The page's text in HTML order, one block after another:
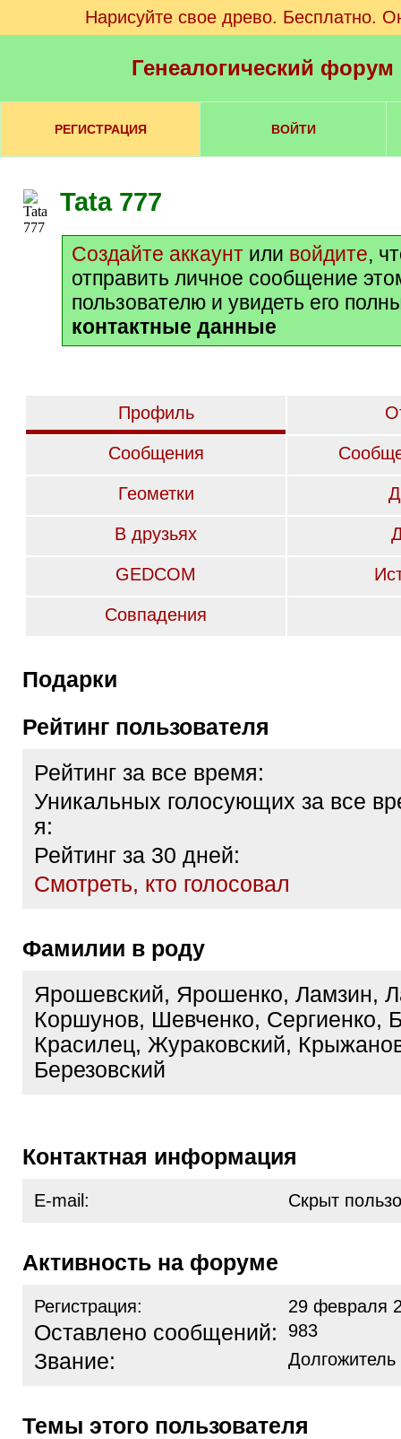
Нарисуйте свое древо. Бесплатно.
Генеалогический
РЕГИСТРАЦИЯ ВОЙТИ
Tata 777
Создайте аккаунт или войдите,
отправить личное сообщение
пользователю и увидеть его
контактные данные
Профиль
Сообщения
Геометки
В друзьях
GEDCOM
Совпадения
Подарки
Рейтинг пользователя
Рейтинг за все время:
Уникальных голосующих за все
я:
Рейтинг за 30 дней:
Cмотреть, кто голосовал
Фамилии в роду
Ярошевский, Ярошенко, Ламзин,
Коршунов, Шевченко, Сергиенко,
Красилец, Жураковский,
Березовский
Контактная информация
E-mail: Скрыт
Активность на форуме
Регистрация: 29 февраля
Оставлено сообщений: 983
Звание:
Темы этого пользователя